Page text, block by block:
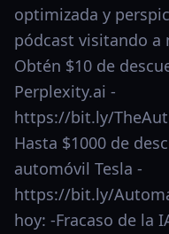
optimizada y
pódcast visitando a
Obtén $10 de
Perplexity.ai -
https://bit.ly/
Hasta $1000 de
automóvil Tesla -
https://bit.ly/
hoy: -Fracaso de la